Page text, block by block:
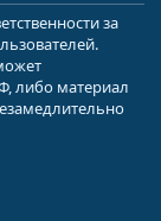
за
либо материал